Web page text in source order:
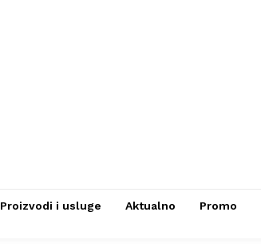
Proizvodi i usluge Aktualno Promo